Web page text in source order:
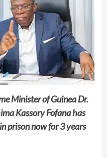
Minister of Guinea Dr.
Kassory Fofana has
prison now for 3 years